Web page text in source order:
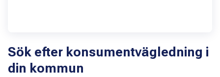
Sök efter konsumentvägledning i
din kommun